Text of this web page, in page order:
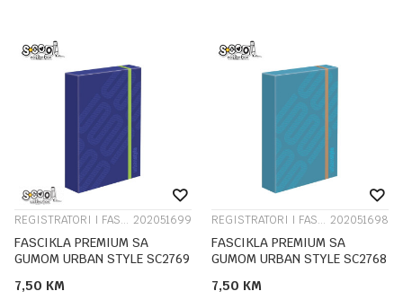
REGISTRATORI I FASCIKLE 202051699
FASCIKLA PREMIUM SA
GUMOM URBAN STYLE SC2769
7,50 KM
REGISTRATORI I FASCIKLE 202051698
FASCIKLA PREMIUM SA
GUMOM URBAN STYLE SC2768
7,50 KM